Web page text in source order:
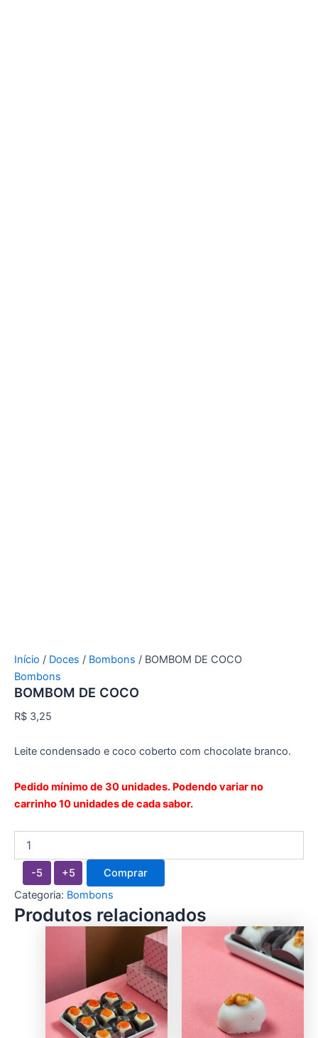
Início / Doces / Bombons / BOMBOM DE COCO
Bombons
BOMBOM DE COCO
R$ 3,25
Leite condensado e coco coberto com chocolate branco.
Pedido mínimo de 30 unidades. Podendo variar no
carrinho 10 unidades de cada sabor.
-5 +5
Comprar
Categoria: Bombons
Produtos relacionados